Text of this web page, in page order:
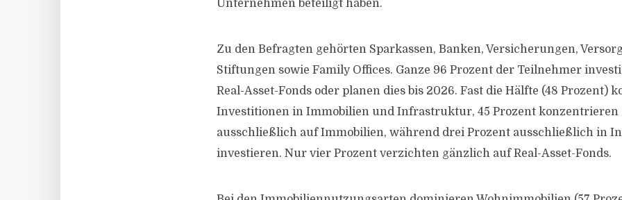
Unternehmen beteiligt haben.
Zu den Befragten gehörten Sparkassen, Banken, Versicherungen,
Stiftungen sowie Family Offices. Ganze 96 Prozent der Teilnehmer
Real-Asset-Fonds oder planen dies bis 2026. Fast die Hälfte (48 Prozent)
Investitionen in Immobilien und Infrastruktur, 45 Prozent konzentrieren
ausschließlich auf Immobilien, während drei Prozent ausschließlich in
investieren. Nur vier Prozent verzichten gänzlich auf Real-Asset-Fonds.